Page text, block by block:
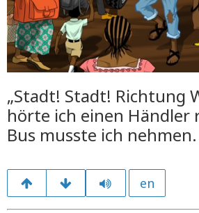
„Stadt! Stadt! Richtung
hörte ich einen Händler
Bus musste ich nehmen.
en